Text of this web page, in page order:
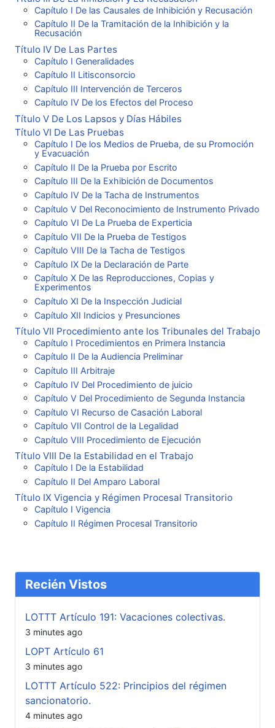
Capítulo I De las Causales de Inhibición y Recusación
Capítulo II De la Tramitación de la Inhibición y la
Recusación
Título IV De Las Partes
Capítulo I Generalidades
Capítulo II Litisconsorcio
Capítulo III Intervención de Terceros
Capítulo IV De los Efectos del Proceso
Título V De Los Lapsos y Días Hábiles
Título VI De Las Pruebas
Capítulo I De los Medios de Prueba, de su Promoción
y Evacuación
Capítulo II De la Prueba por Escrito
Capítulo III De la Exhibición de Documentos
Capítulo IV De la Tacha de Instrumentos
Capítulo V Del Reconocimiento de Instrumento Privado
Capítulo VI De La Prueba de Experticia
Capítulo VII De la Prueba de Testigos
Capítulo VIII De la Tacha de Testigos
Capítulo IX De la Declaración de Parte
Capítulo X De las Reproducciones, Copias y
Experimentos
Capítulo XI De la Inspección Judicial
Capítulo XII Indicios y Presunciones
Título VII Procedimiento ante los Tribunales del Trabajo
Capítulo I Procedimientos en Primera Instancia
Capítulo II De la Audiencia Preliminar
Capítulo III Arbitraje
Capítulo IV Del Procedimiento de juicio
Capítulo V Del Procedimiento de Segunda Instancia
Capítulo VI Recurso de Casación Laboral
Capítulo VII Control de la Legalidad
Capítulo VIII Procedimiento de Ejecución
Título VIII De la Estabilidad en el Trabajo
Capítulo I De la Estabilidad
Capítulo II Del Amparo Laboral
Título IX Vigencia y Régimen Procesal Transitorio
Capítulo I Vigencia
Capítulo II Régimen Procesal Transitorio
Recién Vistos
LOTTT Artículo 191: Vacaciones colectivas.
3 minutes ago
LOPT Artículo 61
3 minutes ago
LOTTT Artículo 522: Principios del régimen
sancionatorio.
4 minutes ago